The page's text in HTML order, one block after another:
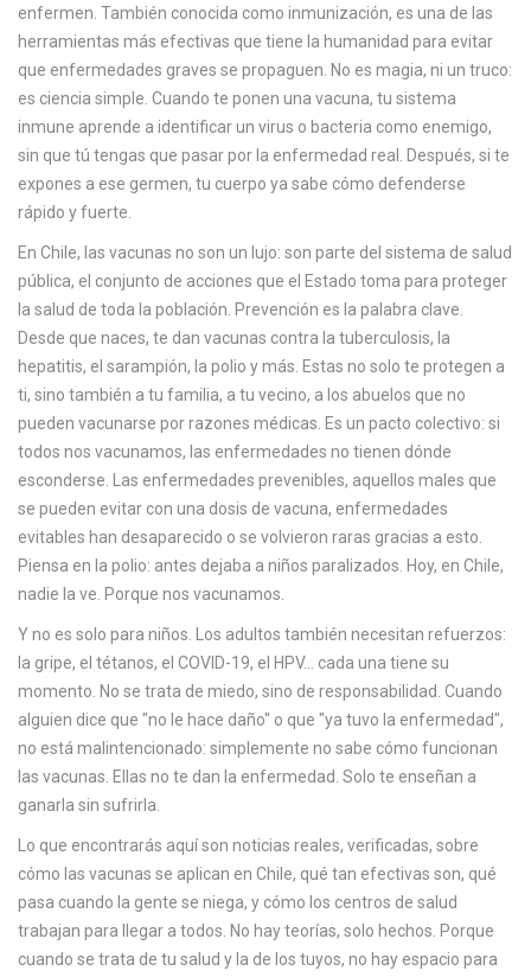
a
l
a
c
a
enfermen . También conocida como inmunización, es una de las
herramientas más efectivas que tiene la humanidad para evitar
que enfermedades graves se propaguen. No es magia, ni un truco:
es ciencia simple. Cuando te ponen una vacuna, tu sistema
inmune aprende a identificar un virus o bacteria como enemigo,
sin que tú tengas que pasar por la enfermedad real. Después, si te
expones a ese germen, tu cuerpo ya sabe cómo defenderse
rápido y fuerte.
En Chile, las vacunas no son un lujo: son parte del sistema de salud
pública, el conjunto de acciones que el Estado toma para proteger
la salud de toda la población Prevención es la palabra clave.
Desde que naces, te dan vacunas contra la tuberculosis, la
hepatitis, el sarampión, la polio y más. Estas no solo te protegen a
ti, sino también a tu familia, a tu vecino, a los abuelos que no
pueden vacunarse por razones médicas. Es un pacto colectivo: si
todos nos vacunamos, las enfermedades no tienen dónde
esconderse.
Las enfermedades prevenibles, aquellos males que
se pueden evitar con una dosis de vacuna, enfermedades
evitables han desaparecido o se volvieron raras gracias a esto.
Piensa en la polio: antes dejaba a niños paralizados. Hoy, en Chile,
nadie la ve. Porque nos vacunamos.
Y no es solo para niños. Los adultos también necesitan refuerzos:
la gripe, el tétanos, el COVID-19, el HPV... cada una tiene su
momento. No se trata de miedo, sino de responsabilidad. Cuando
alguien dice que "no le hace daño" o que "ya tuvo la enfermedad",
no está malintencionado: simplemente no sabe cómo funcionan
las vacunas. Ellas no te dan la enfermedad. Solo te enseñan a
ganarla sin sufrirla.
Lo que encontrarás aquí son noticias reales, verificadas, sobre
cómo las vacunas se aplican en Chile, qué tan efectivas son, qué
pasa cuando la gente se niega, y cómo los centros de salud
trabajan para llegar a todos. No hay teorías, solo hechos. Porque
cuando se trata de tu salud y la de los tuyos, no hay espacio para